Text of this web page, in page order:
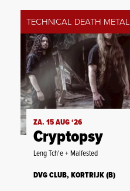
TECHNICAL DEATH METAL
ZA. 15 AUG ‘26
Cryptopsy
Leng Tch'e + Malfested
DVG CLUB, KORTRIJK (B)